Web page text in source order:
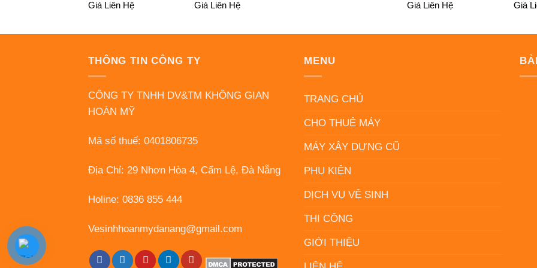
Giá Liên Hệ
Giá Liên Hệ
Giá Liên Hệ
Giá
THÔNG TIN CÔNG TY
CÔNG TY TNHH DV&TM KHÔNG GIAN
HOÀN MỸ
Mã số thuế: 0401806735
Địa Chỉ: 29 Nhơn Hòa 4, Cẩm Lệ, Đà Nẵng
Holine: 0836 855 444
Vesinhhoanmydanang@gmail.com
MENU
TRANG CHỦ
CHO THUÊ MÁY
MÁY XÂY DỰNG CŨ
PHỤ KIỆN
DỊCH VỤ VỆ SINH
THI CÔNG
GIỚI THIỆU